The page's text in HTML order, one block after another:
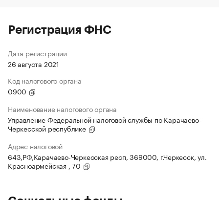
Регистрация ФНС
Дата регистрации
26 августа 2021
Код налогового органа
0900
Наименование налогового органа
Управление Федеральной налоговой службы по Карачаево-
Черкесской республике
Адрес налоговой
643,РФ,Карачаево-Черкесская респ, 369000, г.Черкесск, ул.
Красноармейская , 70